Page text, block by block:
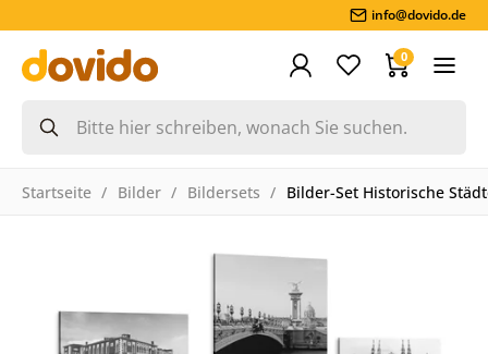
info@dovido.de
0
Startseite Bilder Bildersets Bilder-Set Historische